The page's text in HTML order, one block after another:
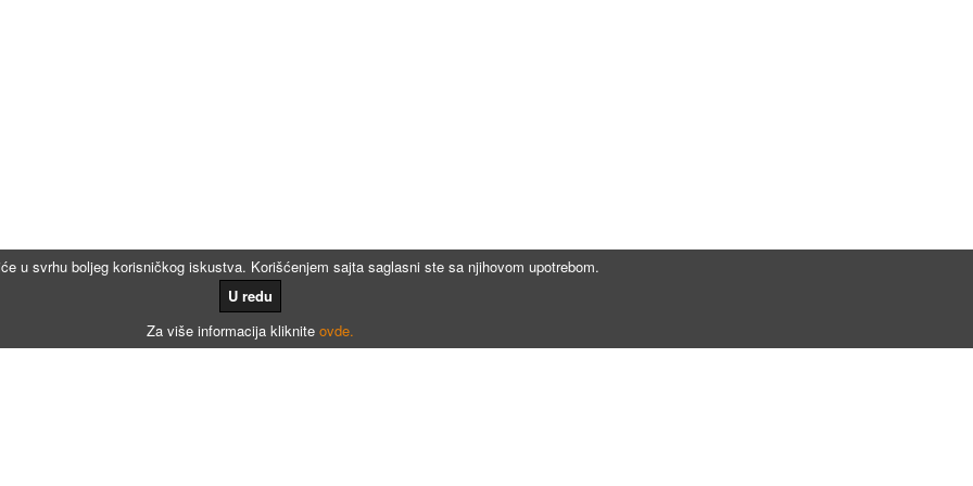
u svrhu boljeg korisničkog iskustva. Korišćenjem sajta saglasni ste sa njihovom upotrebom.
U redu
Za više informacija kliknite ovde.
Kalkulatori Brzi linkovi